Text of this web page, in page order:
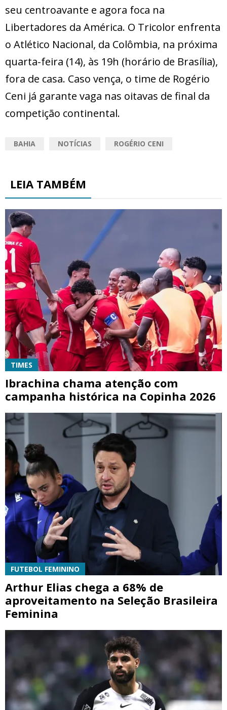
seu centroavante e agora foca na
Libertadores da América. O Tricolor enfrenta
o Atlético Nacional, da Colômbia, na próxima
quarta-feira (14), às 19h (horário de Brasília),
fora de casa. Caso vença, o time de Rogério
Ceni já garante vaga nas oitavas de final da
competição continental.
BAHIA NOTÍCIAS ROGÉRIO CENI
LEIA TAMBÉM
TIMES
Ibrachina chama atenção com
campanha histórica na Copinha 2026
FUTEBOL FEMININO
Arthur Elias chega a 68% de
aproveitamento na Seleção Brasileira
Feminina